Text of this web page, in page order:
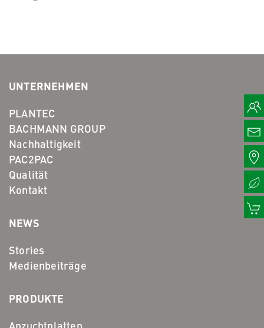
UNTERNEHMEN
PLANTEC
BACHMANN GROUP
Nachhaltigkeit
PAC2PAC
Qualität
Kontakt
NEWS
Stories
Medienbeiträge
PRODUKTE